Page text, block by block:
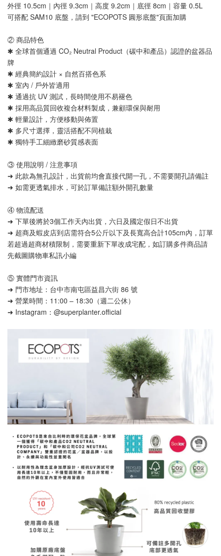
外徑 10.5cm｜內徑 9.3cm｜高度 9.2cm｜底徑 8cm｜容量 0.5L
可搭配 SAM10 底盤，請到 "ECOPOTS 圓形底盤"頁面加購
② 商品特色
✱ 全球首個通過 CO₂ Neutral Product（碳中和產品）認證的盆器品
牌
✱ 經典簡約設計 × 自然百搭色系
✱ 室內 / 戶外皆適用
✱ 通過抗 UV 測試，長時間使用不易褪色
✱ 採用高品質回收複合材料製成，兼顧環保與耐用
✱ 輕量設計，方便移動與佈置
✱ 多尺寸選擇，靈活搭配不同植栽
✱ 獨特手工細緻磨砂質感表面
③ 使用說明 / 注意事項
➜ 此款為無孔設計，出貨前均會直接代開一孔，不需要開孔請備註
➜ 如需更透氣排水，可於訂單備註額外開孔數量
④ 物流配送
➜ 下單後將於3個工作天內出貨，六日及國定假日不出貨
➜ 超商及蝦皮店到店需符合5公斤以下及長寬高合計105cm內，訂單
若超過超商材積限制，需要重新下單改成宅配，如訂購多件商品請
先截圖購物車私訊小編
⑤ 實體門市資訊
➜ 門市地址：台中市南屯區益昌六街 86 號
➜ 營業時間：11:00 – 18:30（週二公休）
➜ Instagram：@superplanter.official